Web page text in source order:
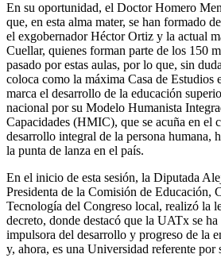
En su oportunidad, el Doctor Homero
que, en esta alma mater, se han formado
el exgobernador Héctor Ortiz y la actual
Cuellar, quienes forman parte de los 150
pasado por estas aulas, por lo que, sin
coloca como la máxima Casa de Estudios
marca el desarrollo de la educación
nacional por su Modelo Humanista
Capacidades (HMIC), que se acuña en el
desarrollo integral de la persona humana,
la punta de lanza en el país.
En el inicio de esta sesión, la Diputada
Presidenta de la Comisión de Educación,
Tecnología del Congreso local, realizó la
decreto, donde destacó que la UATx se
impulsora del desarrollo y progreso de la
y, ahora, es una Universidad referente